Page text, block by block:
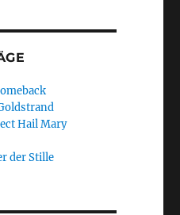
Hail Mary
der Stille